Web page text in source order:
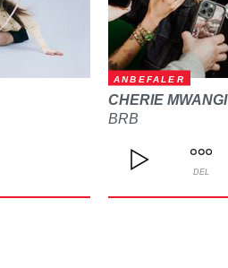
ANBEFALER
CHERIE MWANGI
BRB
DEL